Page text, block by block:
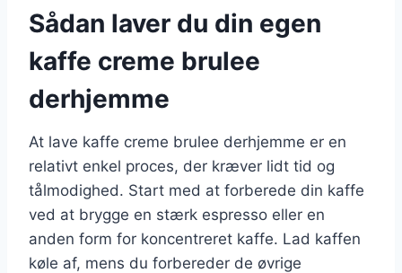
Sådan laver du din egen
kaffe creme brulee
derhjemme
At lave kaffe creme brulee derhjemme er en
relativt enkel proces, der kræver lidt tid og
tålmodighed. Start med at forberede din kaffe
ved at brygge en stærk espresso eller en
anden form for koncentreret kaffe. Lad kaffen
køle af, mens du forbereder de øvrige